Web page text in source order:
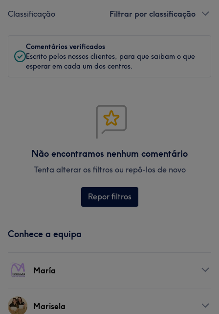
Classificação Filtrar por classificação
Comentários verificados
Escrito pelos nossos clientes, para que saibam o que
esperar em cada um dos centros.
Não encontramos nenhum comentário
Tenta alterar os filtros ou repô-los de novo
Repor filtros
Conhece a equipa
María
ServiçosMarisela